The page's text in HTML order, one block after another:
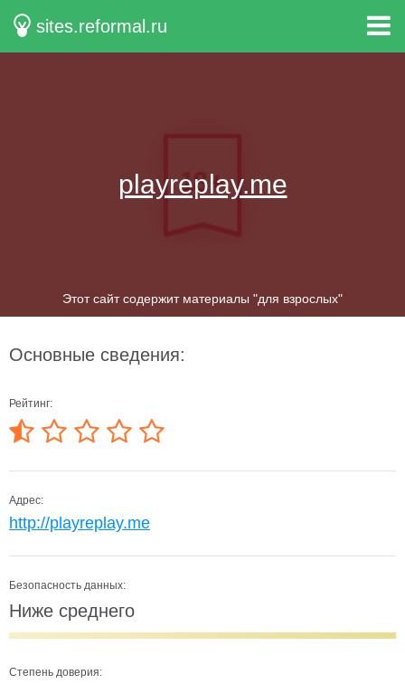
sites.reformal.ru
playreplay.me
Этот сайт содержит материалы "для взрослых"
Основные сведения:
Рейтинг:
Адрес:
http://playreplay.me
Безопасность данных:
Ниже среднего
Степень доверия: